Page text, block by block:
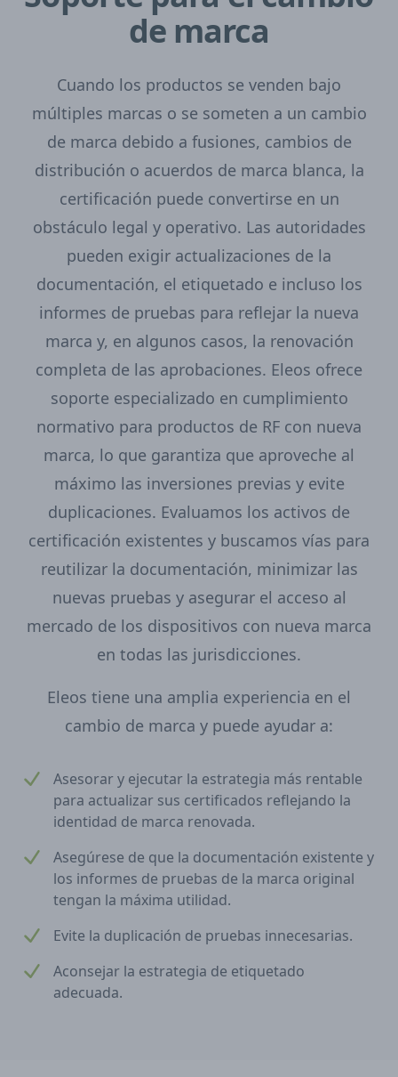
de marca
Cuando los productos se venden bajo
múltiples marcas o se someten a un cambio
de marca debido a fusiones, cambios de
distribución o acuerdos de marca blanca, la
certificación puede convertirse en un
obstáculo legal y operativo. Las autoridades
pueden exigir actualizaciones de la
documentación, el etiquetado e incluso los
informes de pruebas para reflejar la nueva
marca y, en algunos casos, la renovación
completa de las aprobaciones. Eleos ofrece
soporte especializado en cumplimiento
normativo para productos de RF con nueva
marca, lo que garantiza que aproveche al
máximo las inversiones previas y evite
duplicaciones. Evaluamos los activos de
certificación existentes y buscamos vías para
reutilizar la documentación, minimizar las
nuevas pruebas y asegurar el acceso al
mercado de los dispositivos con nueva marca
en todas las jurisdicciones.
Eleos tiene una amplia experiencia en el
cambio de marca y puede ayudar a:
Asesorar y ejecutar la estrategia más rentable
para actualizar sus certificados reflejando la
identidad de marca renovada.
Asegúrese de que la documentación existente y
los informes de pruebas de la marca original
tengan la máxima utilidad.
Evite la duplicación de pruebas innecesarias.
Aconsejar la estrategia de etiquetado
adecuada.